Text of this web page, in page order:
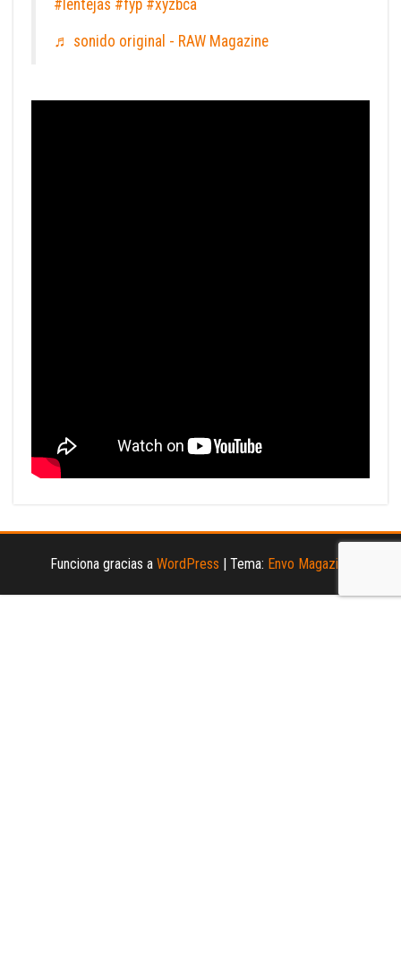
#lentejas #fyp #xyzbca
♬ sonido original - RAW Magazine
Funciona gracias a WordPress Tema: Envo Magazine